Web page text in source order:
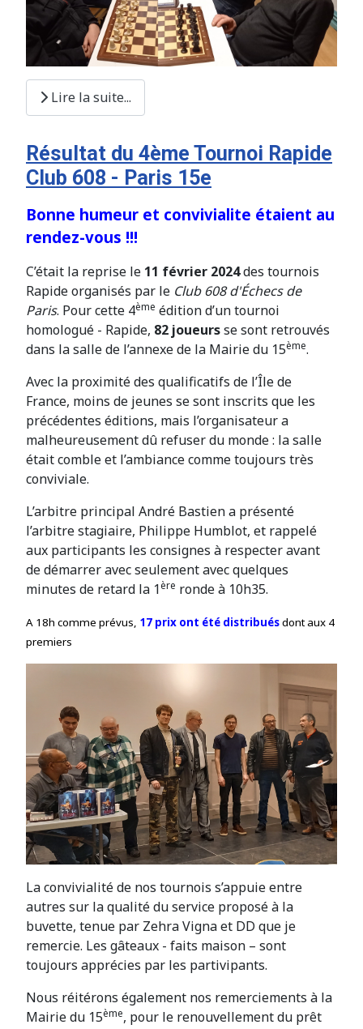
Lire la suite...
Résultat du 4ème Tournoi Rapide
Club 608 - Paris 15e
Bonne humeur et convivialite étaient au
rendez-vous !!!
C’était la reprise le 11 février 2024des tournois
Rapide organisés par le Club 608 d'Échecs de
Paris. Pour cette 4ème édition d’un tournoi
homologué - Rapide, 82 joueursse sont retrouvés
dans la salle de l’annexe de la Mairie du 15ème.
Avec la proximité des qualificatifs de l’Île de
France, moins de jeunes se sont inscrits que les
précédentes éditions, mais l’organisateur a
malheureusement dû refuser du monde : la salle
était comble et l’ambiance comme toujours très
conviviale.
L’arbitre principal André Bastien a présenté
l’arbitre stagiaire, Philippe Humblot, et rappelé
aux participants les consignes à respecter avant
de démarrer avec seulement avec quelques
minutes de retard la 1ère ronde à 10h35.
A 18h comme prévus, 17 prix ont été distribuésdont aux 4
premiers
La convivialité de nos tournois s’appuie entre
autres sur la qualité du service proposé à la
buvette, tenue par Zehra Vigna et DD que je
remercie. Les gâteaux - faits maison – sont
toujours apprécies par les partivipants.
Nous réitérons également nos remerciements à la
Mairie du 15ème, pour le renouvellement du prêt